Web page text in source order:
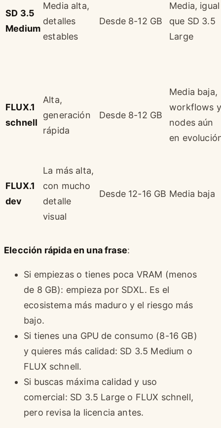
SD 3.5
Medium
Media alta,
detalles
estables
Desde 8-12 GB
Media, igual
que SD 3.5
Large
FLUX.1
schnell
Alta,
generación
rápida
Desde 8-12 GB
Media baja,
workflows y
nodes aún
en
FLUX.1
dev
La más alta,
con mucho
detalle
visual
Desde 12-16 GB Media baja
Elección rápida en una frase:
Si empiezas o tienes poca VRAM (menos
de 8 GB): empieza por SDXL. Es el
ecosistema más maduro y el riesgo más
bajo.
Si tienes una GPU de consumo (8-16 GB)
y quieres más calidad: SD 3.5 Medium o
FLUX schnell.
Si buscas máxima calidad y uso
comercial: SD 3.5 Large o FLUX schnell,
pero revisa la licencia antes.